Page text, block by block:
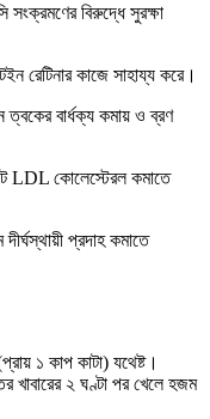
সংক্রমণের বিরুদ্ধে সুরক্ষা
রেটিনার কাজে সাহায্য করে।
ত্বকের বার্ধক্য কমায় ও ব্রণ
LDL কোলেস্টেরল কমাতে
প্রদাহ কমাতে
১ কাপ কাটা) যথেষ্ট।
খাবারের ২ ঘণ্টা পর খেলে হজম